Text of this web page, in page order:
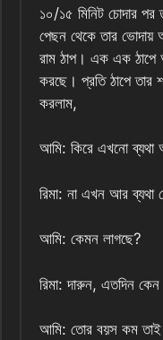
১০/১৫ মিনিট চোদার
পেছন থেকে তার ভোদায়
রাম ঠাপ। এক এক ঠাপে
করছে। প্রতি ঠাপে তার
করলাম,
আমি: কিরে এখনো
রিমা: না এখন আর ব্যথা
আমি: কেমন লাগছে?
রিমা: দারুন, এতদিন
আমি: তোর বয়স কম তাই